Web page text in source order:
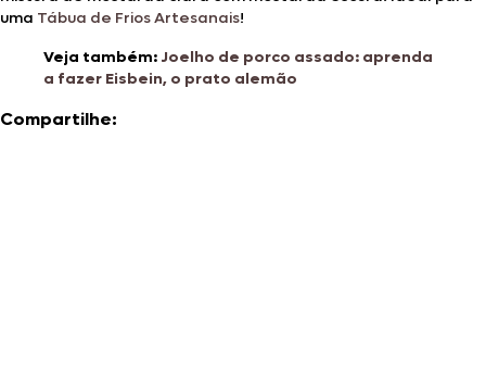
uma Tábua de Frios Artesanais!
Veja também: Joelho de porco assado: aprenda
a fazer Eisbein, o prato alemão
Compartilhe: